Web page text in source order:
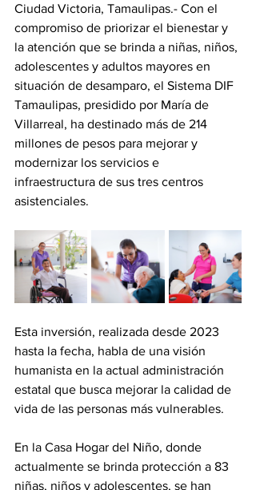
Ciudad Victoria, Tamaulipas.- Con el
compromiso de priorizar el bienestar y
la atención que se brinda a niñas, niños,
adolescentes y adultos mayores en
situación de desamparo, el Sistema DIF
Tamaulipas, presidido por María de
Villarreal, ha destinado más de 214
millones de pesos para mejorar y
modernizar los servicios e
infraestructura de sus tres centros
asistenciales.
Esta inversión, realizada desde 2023
hasta la fecha, habla de una visión
humanista en la actual administración
estatal que busca mejorar la calidad de
vida de las personas más vulnerables.
En la Casa Hogar del Niño, donde
actualmente se brinda protección a 83
niñas, niños y adolescentes, se han